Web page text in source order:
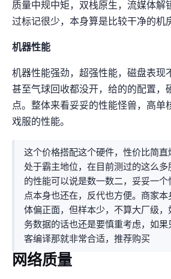
IP质量中规中矩，IPV4+IPV6双栈原生IP，流媒体解锁一
过标记很少，本身算是比较”干净“的机房
机器性能
机器性能强劲，9950X+ 超强IO性能，磁盘表现
甚至气球回收都没开，给的8C8G的配置，硬
点。整体来看妥妥的性能怪兽，高单核+
戏服的性能VPS。
这个价格搭配这个硬件，性价比简
处于霸主地位，在目前测过的这么
的性能可以说是数一数二，妥妥一
点本身也还在LAX，反代也方便。商家本
体“偏正面，但样本少，不算大厂级”
务数据的话也还是要慎重考虑，如果
客/编译那就非常合适，推荐购买~
网络质量